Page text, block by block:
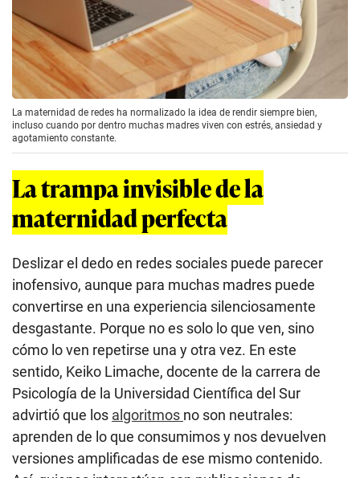
La maternidad de redes ha normalizado la idea de rendir siempre bien,
incluso cuando por dentro muchas madres viven con estrés, ansiedad y
agotamiento constante.
La trampa invisible de la
maternidad perfecta
Deslizar el dedo en redes sociales puede parecer
inofensivo, aunque para muchas madres puede
convertirse en una experiencia silenciosamente
desgastante. Porque no es solo lo que ven, sino
cómo lo ven repetirse una y otra vez. En este
sentido, Keiko Limache, docente de la carrera de
Psicología de la Universidad Científica del Sur
advirtió que los algoritmos no son neutrales:
aprenden de lo que consumimos y nos devuelven
versiones amplificadas de ese mismo contenido.